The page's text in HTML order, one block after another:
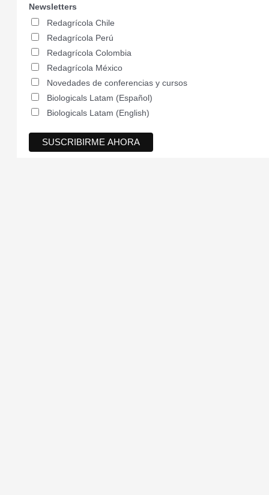
Newsletters
Redagrícola Chile
Redagrícola Perú
Redagrícola Colombia
Redagrícola México
Novedades de conferencias y cursos
Biologicals Latam (Español)
Biologicals Latam (English)